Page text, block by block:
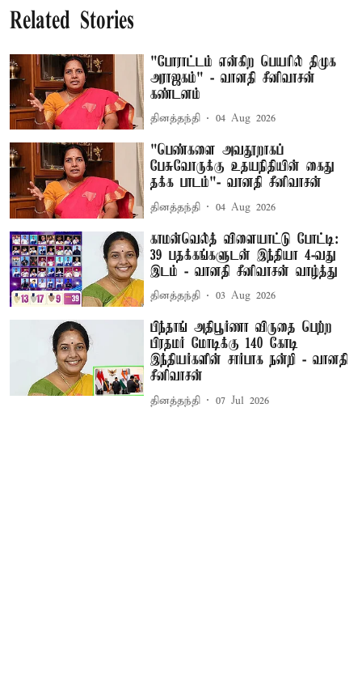
Related Stories
"போராட்டம் என்கிற பெயரில் திமுக
அராஜகம்" - வானதி சீனிவாசன்
கண்டனம்
தினத்தந்தி 04 Aug 2026
"பெண்களை அவதூறாகப்
பேசுவோருக்கு உதயநிதியின் கைது
தக்க பாடம்"- வானதி சீனிவாசன்
தினத்தந்தி 04 Aug 2026
காமன்வெல்த் விளையாட்டு போட்டி:
39 பதக்கங்களுடன் இந்தியா 4-வது
இடம் - வானதி சீனிவாசன் வாழ்த்து
தினத்தந்தி 03 Aug 2026
பிந்தாங் அதிபூர்ணா விருதை பெற்ற
பிரதமர் மோடிக்கு 140 கோடி
இந்தியர்களின் சார்பாக நன்றி - வானதி
சீனிவாசன்
தினத்தந்தி 07 Jul 2026